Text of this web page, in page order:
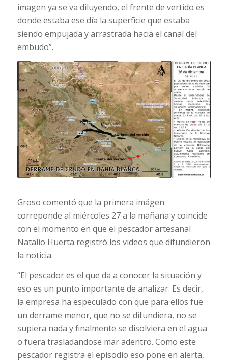
imagen ya se va diluyendo, el frente de vertido es
donde estaba ese día la superficie que estaba
siendo empujada y arrastrada hacia el canal del
embudo”.
Groso comentó que la primera imágen
correponde al miércoles 27 a la mañana y coincide
con el momento en que el pescador artesanal
Natalio Huerta registró los videos que difundieron
la noticia.
“El pescador es el que da a conocer la situación y
eso es un punto importante de analizar. Es decir,
la empresa ha especulado con que para ellos fue
un derrame menor, que no se difundiera, no se
supiera nada y finalmente se disolviera en el agua
o fuera trasladandose mar adentro. Como este
pescador registra el episodio eso pone en alerta,